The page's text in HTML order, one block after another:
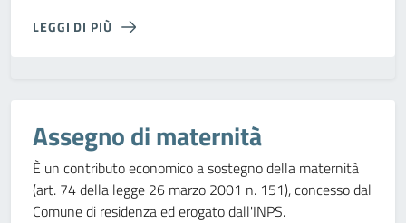
LEGGI DI PIÙ
Assegno di maternità
È un contributo economico a sostegno della maternità
(art. 74 della legge 26 marzo 2001 n. 151), concesso dal
Comune di residenza ed erogato dall'INPS.